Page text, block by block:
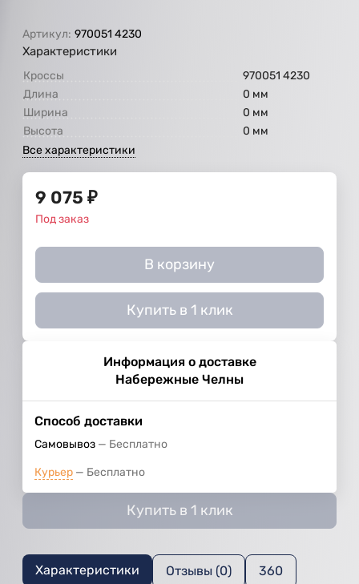
Артикул: 970051 4230
Характеристики
Кроссы
970051 4230
Длина
0 мм
Ширина
0 мм
Высота
0 мм
Все характеристики
9 075 ₽
Под заказ
В корзину
Купить в 1 клик
Информация о доставке
Набережные Челны
Способ доставки
Самовывоз Бесплатно
Курьер Бесплатно
Купить в 1 клик
Характеристики Отзывы (0) 360